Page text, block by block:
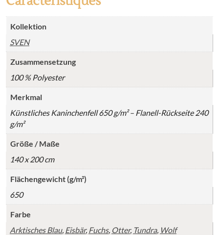
Kollektion
SVEN
Zusammensetzung
100 % Polyester
Merkmal
Künstliches Kaninchenfell 650 g/m² – Flanell-Rückseite 240
g/m²
Größe / Maße
140 x 200 cm
Flächengewicht (g/m²)
650
Farbe
Arktisches Blau, Eisbär, Fuchs, Otter, Tundra, Wolf